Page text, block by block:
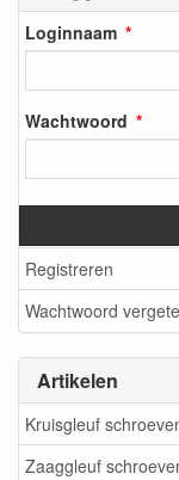
Loginnaam
Wachtwoord
Registreren
Wachtwoord
Artikelen
Kruisgleuf
Zaaggleuf